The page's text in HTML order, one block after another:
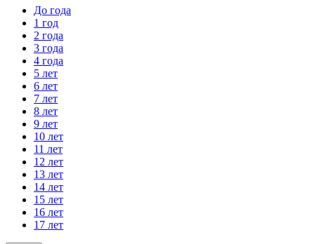
До года
1 год
2 года
3 года
4 года
5 лет
6 лет
7 лет
8 лет
9 лет
10 лет
11 лет
12 лет
13 лет
14 лет
15 лет
16 лет
17 лет